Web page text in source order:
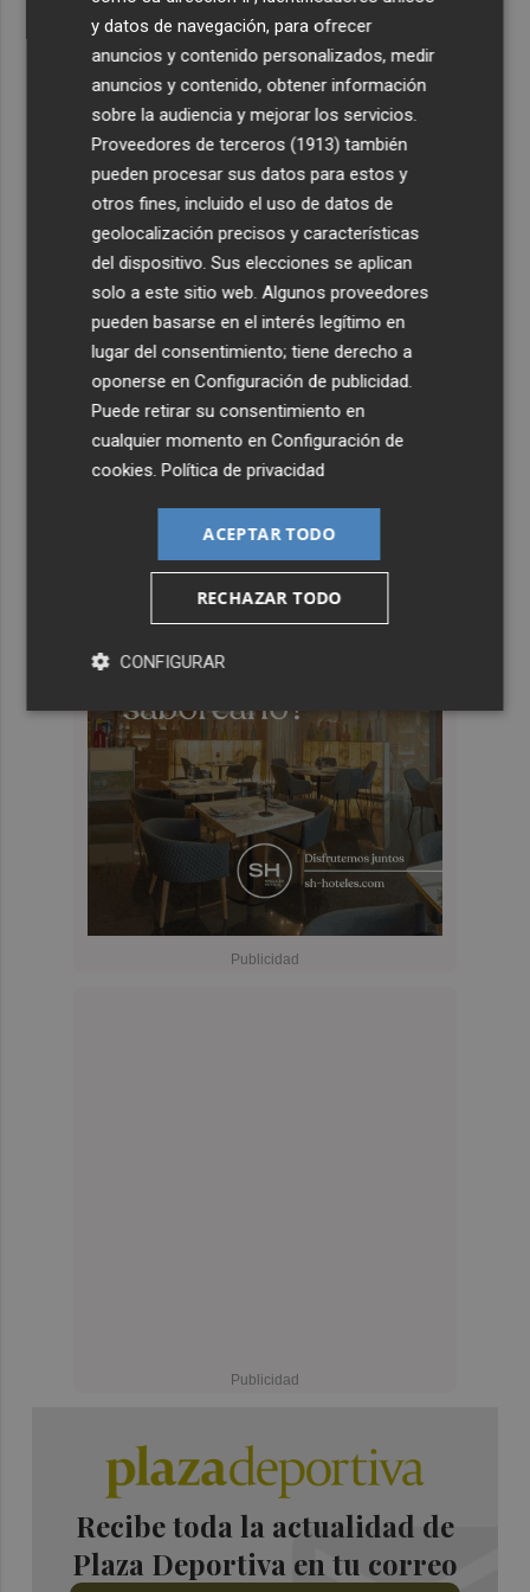
Recibe toda la actualidad de
Plaza Deportiva en tu correo
y datos de navegación, para ofrecer
anuncios y contenido personalizados, medir
anuncios y contenido, obtener información
sobre la audiencia y mejorar los servicios.
Proveedores de terceros (1913) también
pueden procesar sus datos para estos y
otros fines, incluido el uso de datos de
geolocalización precisos y características
del dispositivo. Sus elecciones se aplican
solo a este sitio web. Algunos proveedores
pueden basarse en el interés legítimo en
lugar del consentimiento; tiene derecho a
oponerse enConfiguración de publicidad.
Puede retirar su consentimiento en
cualquier momento enConfiguración de
cookies.Política de privacidad
ACEPTAR TODO
RECHAZAR TODO
CONFIGURAR